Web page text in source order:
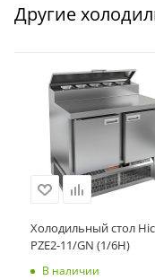
Другие
Холодильный стол
PZE2-11/GN (1/6H)
В наличии